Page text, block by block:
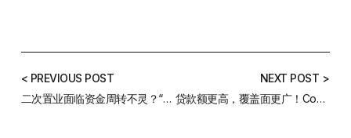
< PREVIOUS POST
二次置业面临资金周转不灵？“换房神器”也许可以帮到你 |案例分析（原创）
NEXT POST >
贷款额更高，覆盖面更广！Covid19政府担保小企业贷款2.0抢先开箱